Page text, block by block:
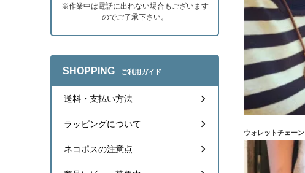
ウォレットチェーン
※作業中は電話に出れない場合もございます
のでご了承下さい。
SHOPPING ご利用ガイド
送料・支払い方法
ラッピングについて
ネコポスの注意点